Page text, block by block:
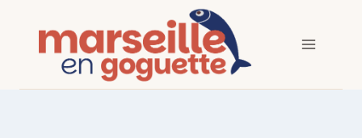
contenu